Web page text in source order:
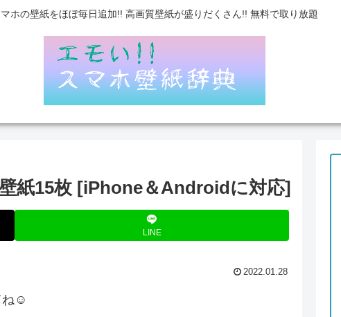
ホの壁紙をほぼ毎日追加!! 高画質壁紙が盛りだくさん!! 無料で取り放題
紙15枚 [iPhone＆Androidに対応]
LINE
2022.01.28
ね☺